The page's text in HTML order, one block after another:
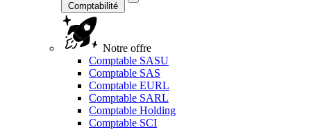
Comptabilité
Notre offre
Comptable SASU
Comptable SAS
Comptable EURL
Comptable SARL
Comptable Holding
Comptable SCI